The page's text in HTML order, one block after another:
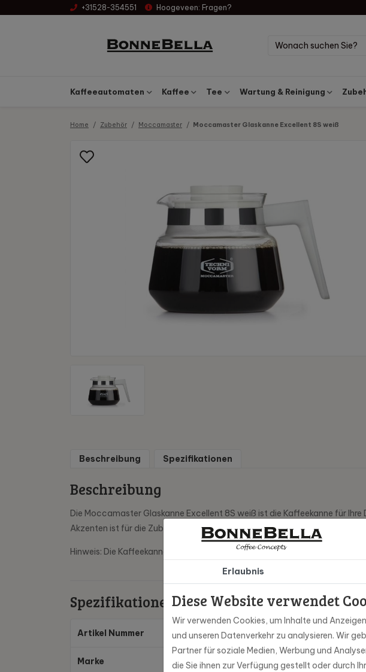
+31528-354551 Hoogeveen: Fragen?
Kaffeeautomaten Kaffee Tee Wartung & Reinigung
Home Zubehör Moccamaster Moccamaster Glaskanne Excellent 8S weiß
Beschreibung Spezifikationen
Beschreibung
Die Moccamaster Glaskanne Excellent 8S weiß ist die Kaffeekanne für
Akzenten ist für die Zubereitung von acht leckeren Tassen Kaffee geeignet.
Hinweis: Die Kaffeekanne ist nicht spülmaschinenfest!
Spezifikationen
Artikel Nummer 99843
Marke MoccaMaster
Erlaubnis
Diese Website verwendet
Wir verwenden Cookies, um Inhalte und
und unseren Datenverkehr zu analysieren. Wir
Partner für soziale Medien, Werbung und
die Sie ihnen zur Verfügung gestellt oder durch